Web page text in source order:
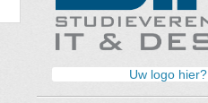
Uw logo hier?